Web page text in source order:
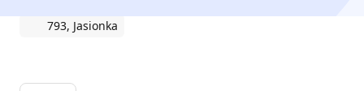
793, Jasionka